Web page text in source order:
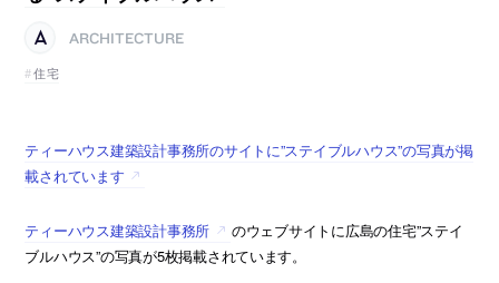
ARCHITECTURE
住宅
ティーハウス建築設計事務所のサイトに”ステイブルハウス”の写真が掲
載されています
ティーハウス建築設計事務所
のウェブサイトに広島の住宅”ステイ
ブルハウス”の写真が5枚掲載されています。